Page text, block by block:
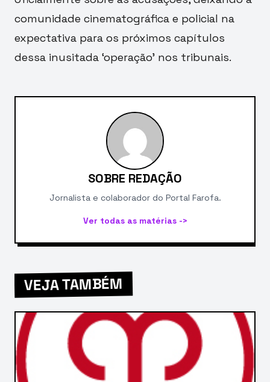
comunidade cinematográfica e policial na
expectativa para os próximos capítulos
dessa inusitada ‘operação’ nos tribunais.
SOBRE REDAÇÃO
Jornalista e colaborador do Portal Farofa.
Ver todas as matérias ->
VEJA TAMBÉM